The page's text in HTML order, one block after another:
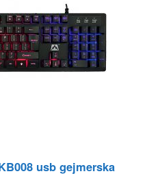
usb gejmerska